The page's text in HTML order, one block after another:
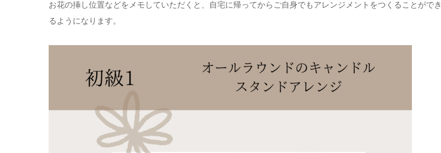
お花の挿し位置などをメモしていただくと、自宅に帰ってからご自身でもアレンジメントをつくることができ
るようになります。